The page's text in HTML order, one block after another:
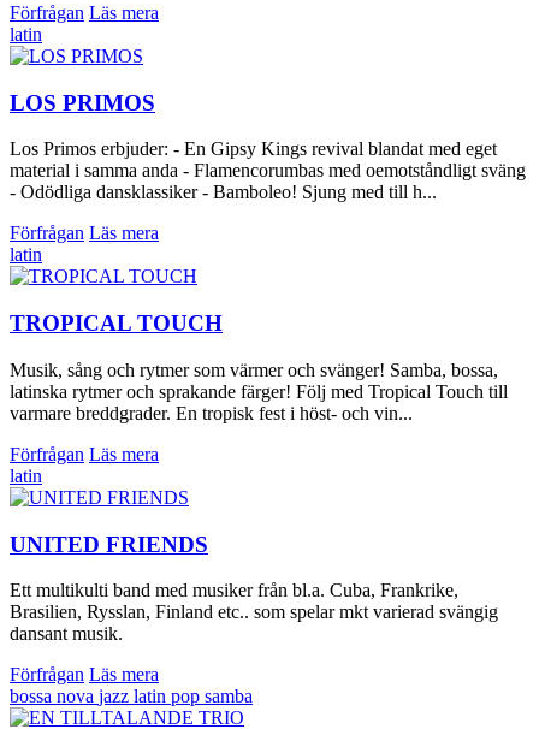
Förfrågan Läs mera
latin
LOS PRIMOS
Los Primos erbjuder: - En Gipsy Kings revival blandat med eget
material i samma anda - Flamencorumbas med oemotståndligt sväng
- Odödliga dansklassiker - Bamboleo! Sjung med till h...
Förfrågan Läs mera
latin
TROPICAL TOUCH
Musik, sång och rytmer som värmer och svänger! Samba, bossa,
latinska rytmer och sprakande färger! Följ med Tropical Touch till
varmare breddgrader. En tropisk fest i höst- och vin...
Förfrågan Läs mera
latin
UNITED FRIENDS
Ett multikulti band med musiker från bl.a. Cuba, Frankrike,
Brasilien, Rysslan, Finland etc.. som spelar mkt varierad svängig
dansant musik.
Förfrågan Läs mera
bossa nova jazz latin pop samba